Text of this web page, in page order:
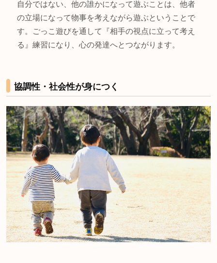
自分ではない、他の誰かになって遊ぶことは、他者
の立場になって物事を考えながら遊ぶということで
す。ごっこ遊びを通して『相手の視点に立って考え
る』練習になり、心の発達へとつながります。
協調性・社会性が身につく